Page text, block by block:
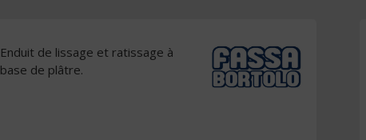
Enduit de lissage et ratissage à
base de plâtre.